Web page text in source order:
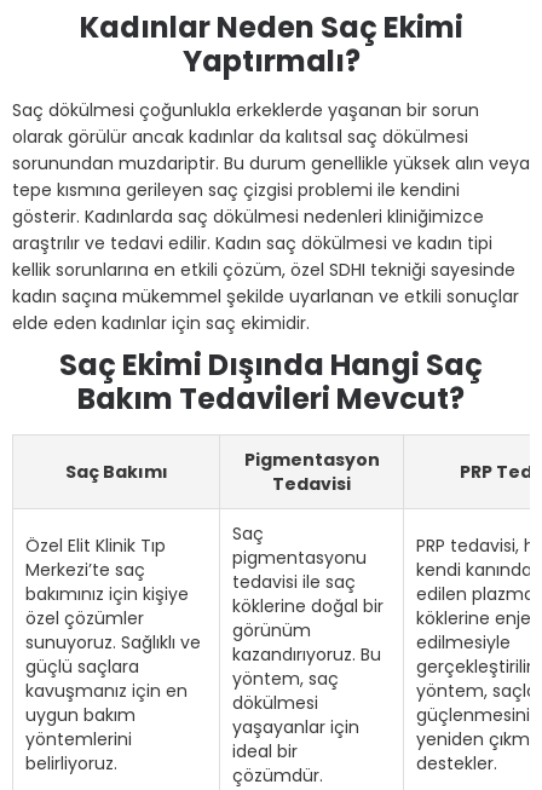
Kadınlar Neden Saç Ekimi
Yaptırmalı?
Saç dökülmesi çoğunlukla erkeklerde yaşanan bir sorun
olarak görülür ancak kadınlar da kalıtsal saç dökülmesi
sorunundan muzdariptir. Bu durum genellikle yüksek alın veya
tepe kısmına gerileyen saç çizgisi problemi ile kendini
gösterir. Kadınlarda saç dökülmesi nedenleri kliniğimizce
araştrılır ve tedavi edilir. Kadın saç dökülmesi ve kadın tipi
kellik sorunlarına en etkili çözüm, özel SDHI tekniği sayesinde
kadın saçına mükemmel şekilde uyarlanan ve etkili sonuçlar
elde eden kadınlar için saç ekimidir.
Saç Ekimi Dışında Hangi Saç
Bakım Tedavileri Mevcut?
Saç Bakımı
Pigmentasyon
Tedavisi
PRP
Özel Elit Klinik Tıp
Merkezi’te saç
bakımınız için kişiye
özel çözümler
sunuyoruz. Sağlıklı ve
güçlü saçlara
kavuşmanız için en
uygun bakım
yöntemlerini
belirliyoruz.
Saç
pigmentasyonu
tedavisi ile saç
köklerine doğal bir
görünüm
kazandırıyoruz. Bu
yöntem, saç
dökülmesi
yaşayanlar için
ideal bir
çözümdür.
PRP tedavisi,
kendi
edilen
köklerine
edilmesiyle
gerçekleştirilir.
yöntem,
güçlenmesini
yeniden
destekler.